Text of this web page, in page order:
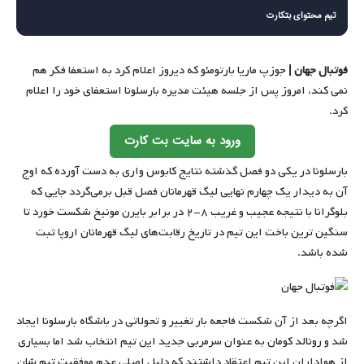
تیم محتوای بتکارت
فوتبال جهان |جوزپ ماریا بارتومئو که دیروز اعلام کرد به استعفا فکر هم
نمی کند، امروز پس از جلسه هیئت مدیره بارسلونا استعفای خود را اعلام
کرد.
ورود به سایت بت کارت
بارسلونا در یکی دو فصل گذشته نتایج کابوس واری به دست آورده که اوج
آن به دیدار یک چهارم نهایی لیگ قهرمانان فصل قبل برمی‌گردد جایی که
بلوگرانا با نتیجه عجیب و غریب ۸-۲ در برابر بایرن مونیخ شکست خورد تا
سنگین ترین باخت این تیم در تاریخ رقابت‌های لیگ قهرمانان اروپا ثبت
شده باشد.
اگرچه بعد از آن شکست فاجعه بار تغییر و تحولاتی در باشگاه بارسلونا ایجاد
شد و رونالد کومان به عنوان سرمربی جدید این تیم انتخاب شد اما بسیاری